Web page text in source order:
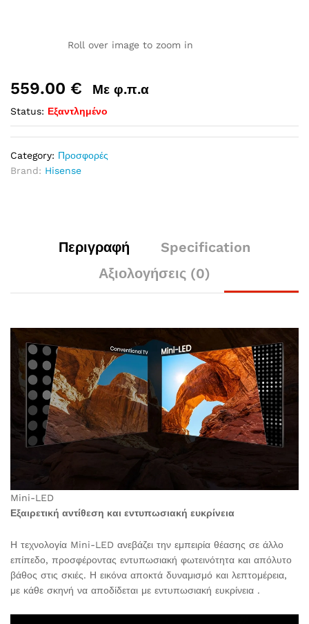
Roll over image to zoom in
559.00 € Με φ.π.α
Status: Εξαντλημένο
Category: Προσφορές
Brand: Hisense
Περιγραφή
Specification
Αξιολογήσεις (0)
Mini-LED
Εξαιρετική αντίθεση και εντυπωσιακή ευκρίνεια
Η τεχνολογία Mini-LED ανεβάζει την εμπειρία θέασης σε άλλο
επίπεδο, προσφέροντας εντυπωσιακή φωτεινότητα και απόλυτο
βάθος στις σκιές. Η εικόνα αποκτά δυναμισμό και λεπτομέρεια,
με κάθε σκηνή να αποδίδεται με εντυπωσιακή ευκρίνεια .